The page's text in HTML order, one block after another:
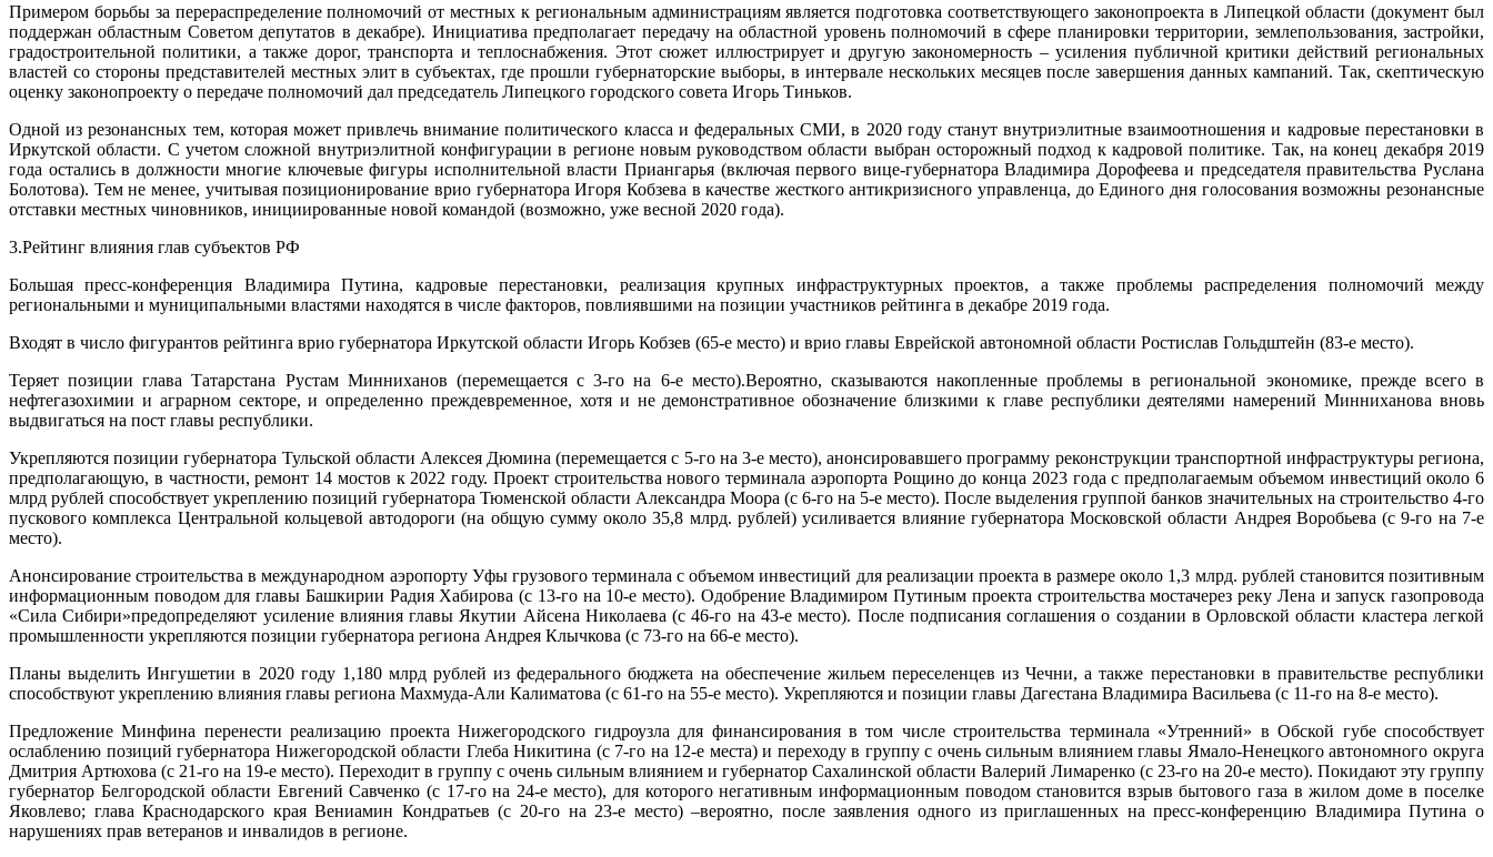
Примером борьбы за перераспределение полномочий от местных к региональным администрациям является подготовка соответствующего законопроекта в Липецкой области (документ был
поддержан областным Советом депутатов в декабре). Инициатива предполагает передачу на областной уровень полномочий в сфере планировки территории, землепользования, застройки,
градостроительной политики, а также дорог, транспорта и теплоснабжения. Этот сюжет иллюстрирует и другую закономерность – усиления публичной критики действий региональных
властей со стороны представителей местных элит в субъектах, где прошли губернаторские выборы, в интервале нескольких месяцев после завершения данных кампаний. Так, скептическую
оценку законопроекту о передаче полномочий дал председатель Липецкого городского совета Игорь Тиньков.
Одной из резонансных тем, которая может привлечь внимание политического класса и федеральных СМИ, в 2020 году станут внутриэлитные взаимоотношения и кадровые перестановки в
Иркутской области. С учетом сложной внутриэлитной конфигурации в регионе новым руководством области выбран осторожный подход к кадровой политике. Так, на конец декабря 2019
года остались в должности многие ключевые фигуры исполнительной власти Приангарья (включая первого вице-губернатора Владимира Дорофеева и председателя правительства Руслана
Болотова). Тем не менее, учитывая позиционирование врио губернатора Игоря Кобзева в качестве жесткого антикризисного управленца, до Единого дня голосования возможны резонансные
отставки местных чиновников, инициированные новой командой (возможно, уже весной 2020 года).
3.Рейтинг влияния глав субъектов РФ
Большая пресс-конференция Владимира Путина, кадровые перестановки, реализация крупных инфраструктурных проектов, а также проблемы распределения полномочий между
региональными и муниципальными властями находятся в числе факторов, повлиявшими на позиции участников рейтинга в декабре 2019 года.
Входят в число фигурантов рейтинга врио губернатора Иркутской области Игорь Кобзев (65-е место) и врио главы Еврейской автономной области Ростислав Гольдштейн (83-е место).
Теряет позиции глава Татарстана Рустам Минниханов (перемещается с 3-го на 6-е место).Вероятно, сказываются накопленные проблемы в региональной экономике, прежде всего в
нефтегазохимии и аграрном секторе, и определенно преждевременное, хотя и не демонстративное обозначение близкими к главе республики деятелями намерений Минниханова вновь
выдвигаться на пост главы республики.
Укрепляются позиции губернатора Тульской области Алексея Дюмина (перемещается с 5-го на 3-е место), анонсировавшего программу реконструкции транспортной инфраструктуры региона,
предполагающую, в частности, ремонт 14 мостов к 2022 году. Проект строительства нового терминала аэропорта Рощино до конца 2023 года с предполагаемым объемом инвестиций около 6
млрд рублей способствует укреплению позиций губернатора Тюменской области Александра Моора (с 6-го на 5-е место). После выделения группой банков значительных на строительство 4-го
пускового комплекса Центральной кольцевой автодороги (на общую сумму около 35,8 млрд. рублей) усиливается влияние губернатора Московской области Андрея Воробьева (с 9-го на 7-е
место).
Анонсирование строительства в международном аэропорту Уфы грузового терминала с объемом инвестиций для реализации проекта в размере около 1,3 млрд. рублей становится позитивным
информационным поводом для главы Башкирии Радия Хабирова (с 13-го на 10-е место). Одобрение Владимиром Путиным проекта строительства мостачерез реку Лена и запуск газопровода
«Сила Сибири»предопределяют усиление влияния главы Якутии Айсена Николаева (с 46-го на 43-е место). После подписания соглашения о создании в Орловской области кластера легкой
промышленности укрепляются позиции губернатора региона Андрея Клычкова (с 73-го на 66-е место).
Планы выделить Ингушетии в 2020 году 1,180 млрд рублей из федерального бюджета на обеспечение жильем переселенцев из Чечни, а также перестановки в правительстве республики
способствуют укреплению влияния главы региона Махмуда-Али Калиматова (с 61-го на 55-е место). Укрепляются и позиции главы Дагестана Владимира Васильева (с 11-го на 8-е место).
Предложение Минфина перенести реализацию проекта Нижегородского гидроузла для финансирования в том числе строительства терминала «Утренний» в Обской губе способствует
ослаблению позиций губернатора Нижегородской области Глеба Никитина (с 7-го на 12-е места) и переходу в группу с очень сильным влиянием главы Ямало-Ненецкого автономного округа
Дмитрия Артюхова (с 21-го на 19-е место). Переходит в группу с очень сильным влиянием и губернатор Сахалинской области Валерий Лимаренко (с 23-го на 20-е место). Покидают эту группу
губернатор Белгородской области Евгений Савченко (с 17-го на 24-е место), для которого негативным информационным поводом становится взрыв бытового газа в жилом доме в поселке
Яковлево; глава Краснодарского края Вениамин Кондратьев (с 20-го на 23-е место) –вероятно, после заявления одного из приглашенных на пресс-конференцию Владимира Путина о
нарушениях прав ветеранов и инвалидов в регионе.